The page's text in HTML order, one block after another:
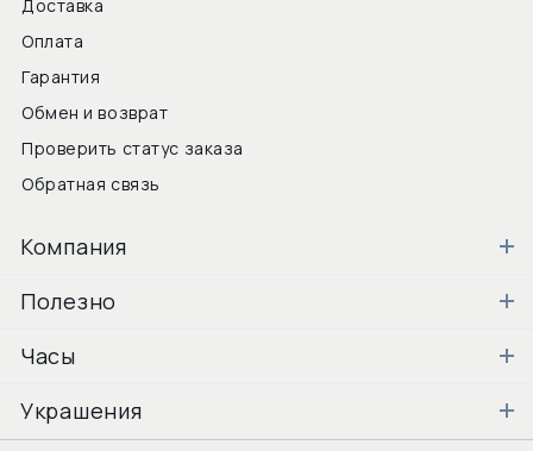
Доставка
Оплата
Гарантия
Обмен и возврат
Проверить статус заказа
Обратная связь
Компания
Полезно
Часы
Украшения